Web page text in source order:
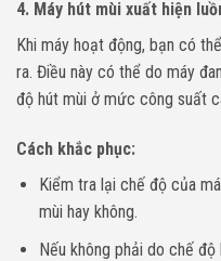
4. Máy hút mùi xuất hiện
Khi máy hoạt động, bạn có
ra. Điều này có thể do máy
độ hút mùi ở mức công suất
Cách khắc phục:
Kiểm tra lại chế độ của
mùi hay không.
Nếu không phải do chế